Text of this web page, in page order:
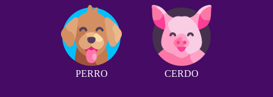
PERRO CERDO